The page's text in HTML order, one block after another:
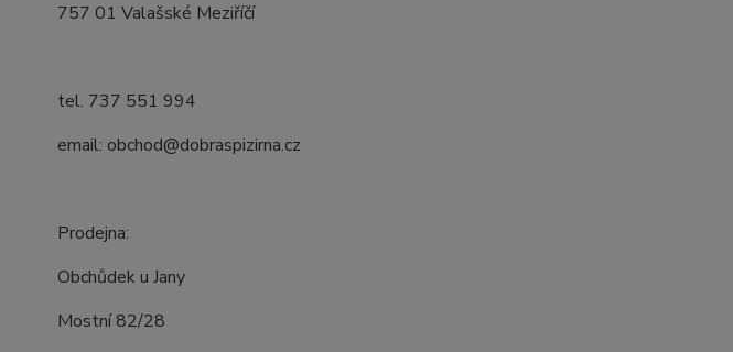
757 01 Valašské Meziříčí
tel. 737 551 994
email: obchod@dobraspizirna.cz
Prodejna:
Obchůdek u Jany
Mostní 82/28